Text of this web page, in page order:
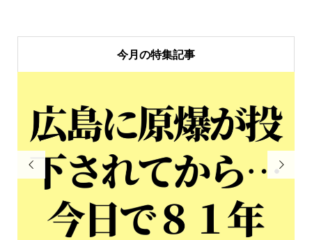
今月の特集記事
 